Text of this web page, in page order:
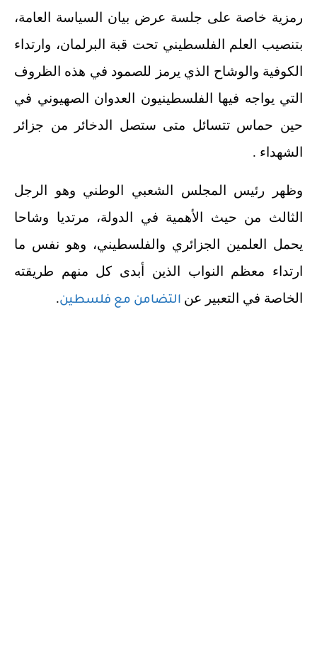
رمزية خاصة على جلسة عرض بيان السياسة العامة،
بتنصيب العلم الفلسطيني تحت قبة البرلمان، وارتداء
الكوفية والوشاح الذي يرمز للصمود في هذه الظروف
التي يواجه فيها الفلسطينيون العدوان الصهيوني في
حين حماس تتسائل متى ستصل الدخائر من جزائر
الشهداء .
وظهر رئيس المجلس الشعبي الوطني وهو الرجل
الثالث من حيث الأهمية في الدولة، مرتديا وشاحا
يحمل العلمين الجزائري والفلسطيني، وهو نفس ما
ارتداء معظم النواب الذين أبدى كل منهم طريقته
الخاصة في التعبير عن التضامن مع فلسطين.